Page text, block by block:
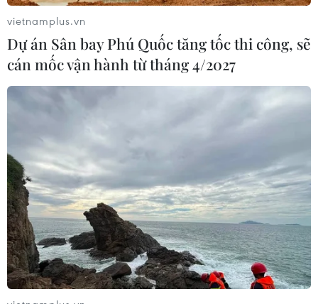
rừng tại Vườn Quốc gia Núi Bromo
07/08/2026 10:56
Thụy Sĩ khó đạt mục tiêu giảm phát
thải khí nhà kính vào năm 2030
Bão Dolphin càn quét các đảo miền
Nam Nhật Bản, sân bay Okinawa
phải đóng cửa
07/08/2026 09:10
vietnamplus.vn
Dự án Sân bay Phú Quốc tăng tốc thi công, sẽ
cán mốc vận hành từ tháng 4/2027